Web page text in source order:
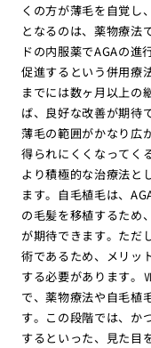
くの方が薄毛を自覚し
となるのは、薬物療法
ドの内服薬でAGAの進
促進するという併用療
までには数ヶ月以上の
ば、良好な改善が期待
薄毛の範囲がかなり広
得られにくくなってく
より積極的な治療法と
ます。自毛植毛は、
の毛髪を移植するため
が期待できます。ただ
術であるため、メリッ
する必要があります。
で、薬物療法や自毛植
す。この段階では、か
するといった、見た目